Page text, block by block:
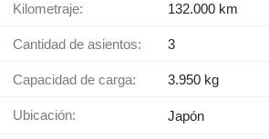
Kilometraje: 132.000 km
Cantidad de asientos: 3
Capacidad de carga: 3.950 kg
Ubicación: Japón